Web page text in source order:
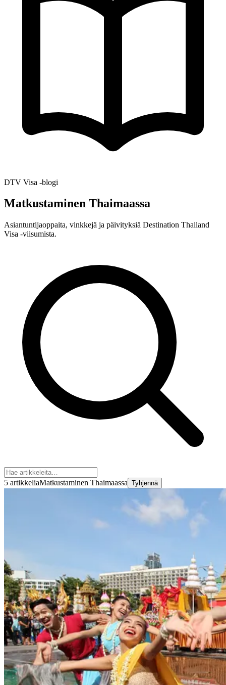
DTV Visa -blogi
Matkustaminen Thaimaassa
Asiantuntijaoppaita, vinkkejä ja päivityksiä Destination Thailand
Visa -viisumista.
5 artikkeliaMatkustaminen Thaimaassa Tyhjennä